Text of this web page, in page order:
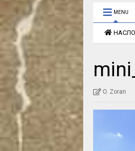
MENU
O. Zoran